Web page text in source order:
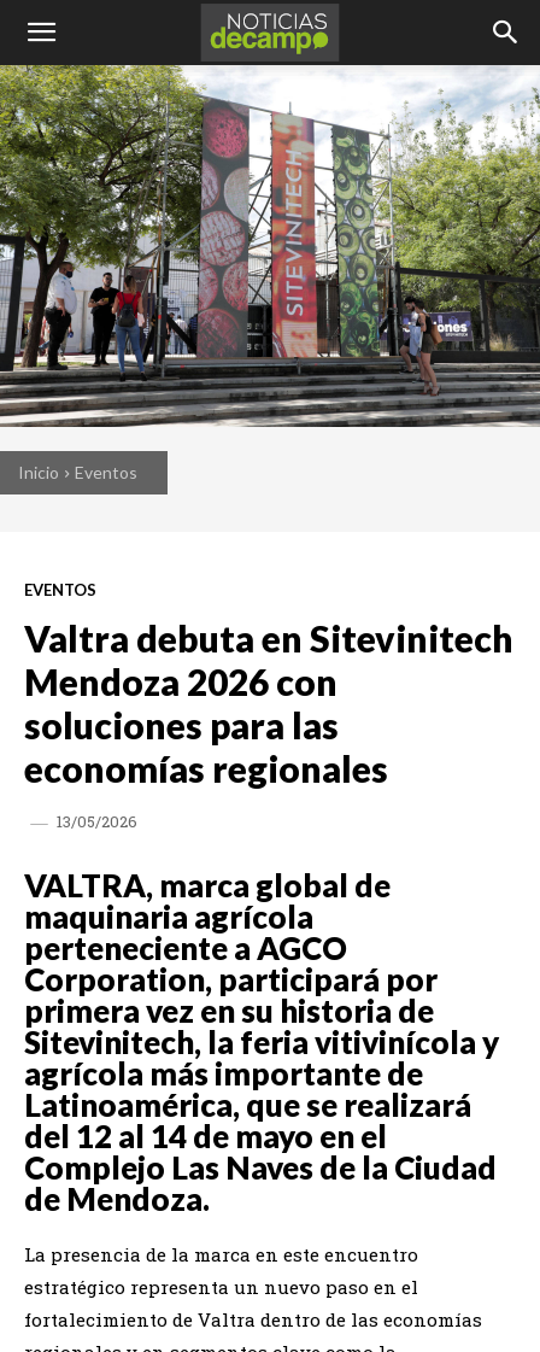
Inicio Eventos
EVENTOS
Valtra debuta en Sitevinitech
Mendoza 2026 con
soluciones para las
economías regionales
13/05/2026
VALTRA, marca global de
maquinaria agrícola
perteneciente a AGCO
Corporation, participará por
primera vez en su historia de
Sitevinitech, la feria vitivinícola y
agrícola más importante de
Latinoamérica, que se realizará
del 12 al 14 de mayo en el
Complejo Las Naves de la Ciudad
de Mendoza.
La presencia de la marca en este encuentro
estratégico representa un nuevo paso en el
fortalecimiento de Valtra dentro de las economías